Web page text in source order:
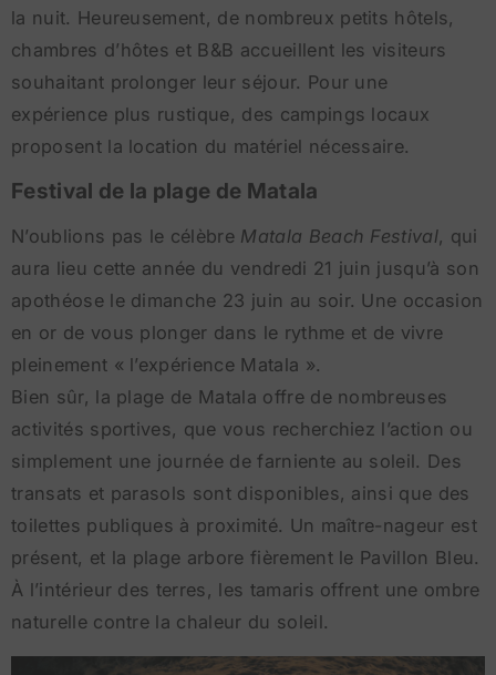
la nuit. Heureusement, de nombreux petits hôtels,
chambres d’hôtes et B&B accueillent les visiteurs
souhaitant prolonger leur séjour. Pour une
expérience plus rustique, des campings locaux
proposent la location du matériel nécessaire.
Festival de la plage de Matala
N’oublions pas le célèbre Matala Beach Festival, qui
aura lieu cette année du vendredi 21 juin jusqu’à son
apothéose le dimanche 23 juin au soir. Une occasion
en or de vous plonger dans le rythme et de vivre
pleinement « l’expérience Matala ».
Bien sûr, la plage de Matala offre de nombreuses
activités sportives, que vous recherchiez l’action ou
simplement une journée de farniente au soleil. Des
transats et parasols sont disponibles, ainsi que des
toilettes publiques à proximité. Un maître-nageur est
présent, et la plage arbore fièrement le Pavillon Bleu.
À l’intérieur des terres, les tamaris offrent une ombre
naturelle contre la chaleur du soleil.